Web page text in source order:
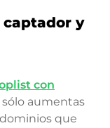
captador y
con
sólo aumentas
que